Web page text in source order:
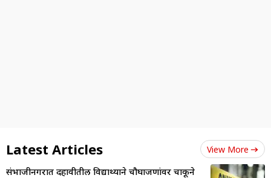
Latest Articles View More
संभाजीनगरात दहावीतील विद्यार्थ्याने चौघाजणांवर चाकूने